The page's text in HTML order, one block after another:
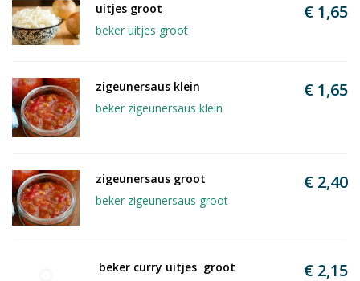
uitjes groot
beker uitjes groot
€ 1,65
zigeunersaus klein
beker zigeunersaus klein
€ 1,65
zigeunersaus groot
beker zigeunersaus groot
€ 2,40
beker curry uitjes  groot € 2,15